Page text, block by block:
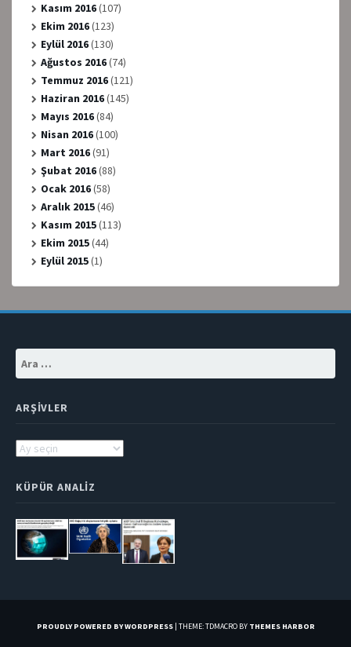
Kasım 2016(107)
Ekim 2016(123)
Eylül 2016(130)
Ağustos 2016(74)
Temmuz 2016(121)
Haziran 2016(145)
Mayıs 2016(84)
Nisan 2016(100)
Mart 2016(91)
Şubat 2016(88)
Ocak 2016(58)
Aralık 2015(46)
Kasım 2015(113)
Ekim 2015(44)
Eylül 2015(1)
ARŞIVLER
Arşivler
KÜPÜR ANALIZ
PROUDLY POWERED BY WORDPRESS THEME: TDMACRO BY THEMES HARBOR